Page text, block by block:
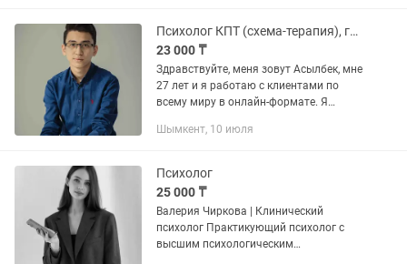
работы в...
Психолог КПТ (схема-терапия), гештальт-терапевт
23 000 ₸
Здравствуйте, меня зовут Асылбек, мне
27 лет и я работаю с клиентами по
всему миру в онлайн-формате. Я
образование в России, там же
и...
Шымкент, 10 июля
Психолог
25 000 ₸
Валерия Чиркова | Клинический
психолог Практикующий психолог с
высшим психологическим